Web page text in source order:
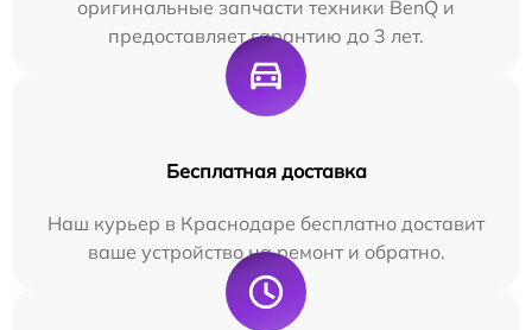
оригинальные запчасти техники BenQ и
предоставляет гарантию до 3 лет.
Бесплатная доставка
Наш курьер в Краснодаре бесплатно доставит
ваше устройство на ремонт и обратно.